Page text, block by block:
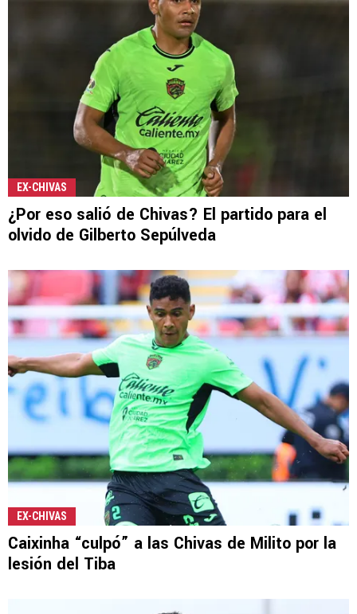
EX-CHIVAS
¿Por eso salió de Chivas? El partido para el
olvido de Gilberto Sepúlveda
EX-CHIVAS
Caixinha “culpó” a las Chivas de Milito por la
lesión del Tiba